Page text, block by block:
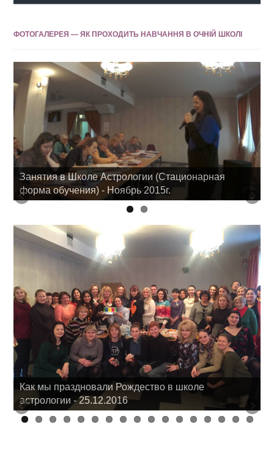
ФОТОГАЛЕРЕЯ — ЯК ПРОХОДИТЬ НАВЧАННЯ В ОЧНІЙ ШКОЛІ
Занятия в Школе Астрологии (Стационарная
форма обучения) - Ноябрь 2015г.
Как мы праздновали Рождество в школе
астрологии - 25.12.2016